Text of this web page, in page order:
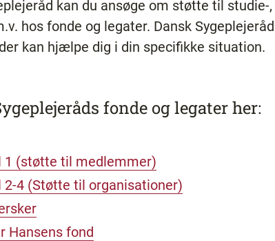
kan du ansøge om støtte til studie-
hos fonde og legater. Dansk
kan hjælpe dig i din specifikke situation.
fonde og legater her:
(støtte til medlemmer)
4 (Støtte til organisationer)
Hansens fond